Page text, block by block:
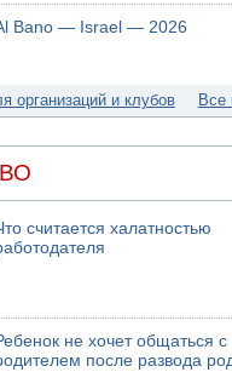
Bano — Israel — 2026
организаций и клубов Все
считается халатностью
не хочет общаться с
после развода